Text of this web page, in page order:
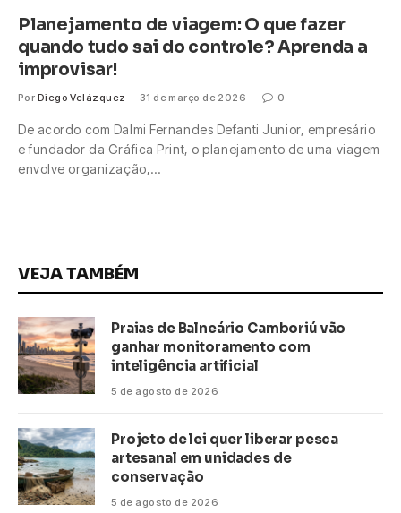
Planejamento de viagem: O que fazer
quando tudo sai do controle? Aprenda a
improvisar!
Por Diego Velázquez 31 de março de 2026 0
De acordo com Dalmi Fernandes Defanti Junior, empresário
e fundador da Gráfica Print, o planejamento de uma viagem
envolve organização,…
VEJA TAMBÉM
Praias de Balneário Camboriú vão
ganhar monitoramento com
inteligência artificial
5 de agosto de 2026
Projeto de lei quer liberar pesca
artesanal em unidades de
conservação
5 de agosto de 2026